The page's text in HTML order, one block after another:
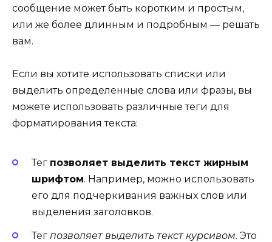
сообщение может быть коротким и простым,
или же более длинным и подробным — решать
вам.
Если вы хотите использовать списки или
выделить определенные слова или фразы, вы
можете использовать различные теги для
форматирования текста:
Тег позволяет выделить текст жирным
шрифтом. Например, можно использовать
его для подчеркивания важных слов или
выделения заголовков.
Тег позволяет выделить текст курсивом. Это